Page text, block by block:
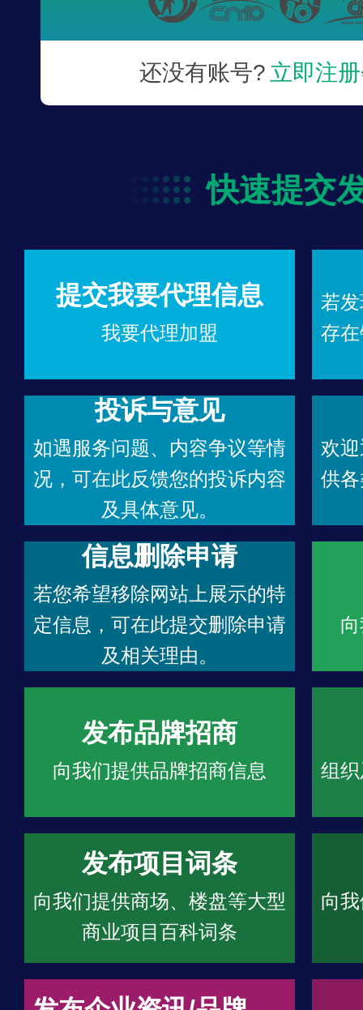
还没有账号? 立即注
快速提交
提交我要代理信息
我要代理加盟
若
存
投诉与意见
如遇服务问题、内容争议等情
况，可在此反馈您的投诉内容
及具体意见。
欢
供
信息删除申请
若您希望移除网站上展示的特
定信息，可在此提交删除申请
及相关理由。
发布品牌招商
向我们提供品牌招商信息 组
发布项目词条
向我们提供商场、楼盘等大型
商业项目百科词条
向